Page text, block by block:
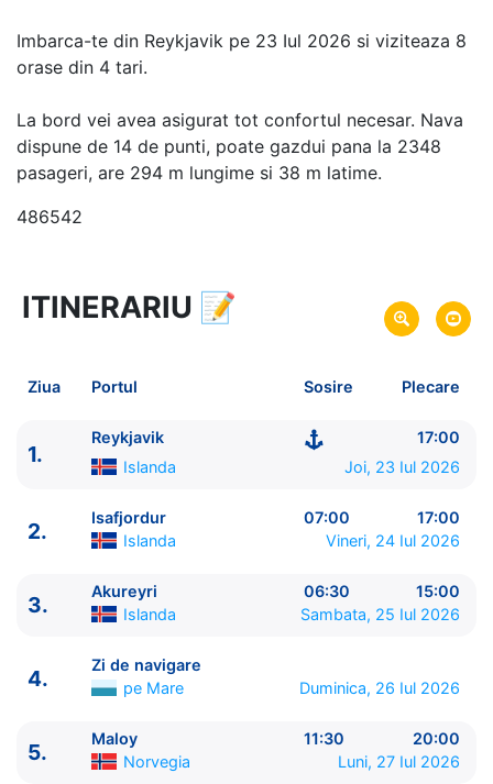
Imbarca-te din Reykjavik pe 23 Iul 2026 si viziteaza 8
orase din 4 tari.
La bord vei avea asigurat tot confortul necesar. Nava
dispune de 14 de punti, poate gazdui pana la 2348
pasageri, are 294 m lungime si 38 m latime.
486542
11 zile vacanta de croaziera in
Insulele Britanice, Fiordurile Norvegiene si Islanda -
Sosire pe 02 Aug 2026 in Southampton, Anglia
Norwegian Star★★★★+
ITINERARIU 📝
Ziua Portul Sosire Plecare
1.
Reykjavik
17:00
Islanda
Joi, 23 Iul 2026
2.
Isafjordur 07:00
17:00
Islanda
Vineri, 24 Iul 2026
3.
Akureyri 06:30
15:00
Islanda
Sambata, 25 Iul 2026
4.
Zi de navigare
pe Mare
Duminica, 26 Iul 2026
5.
Maloy 11:30
20:00
Norvegia
Luni, 27 Iul 2026